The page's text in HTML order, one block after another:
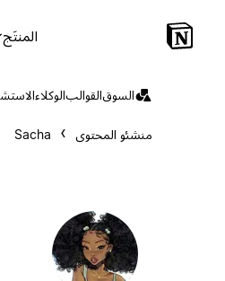
المنتَج
السوقالقوالبالوكلاء
منشئو المحتوى Sacha